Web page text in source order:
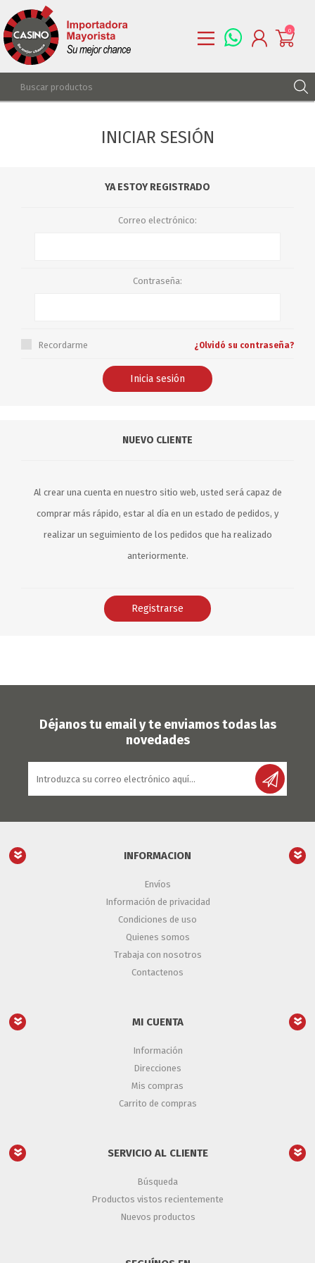
0
INICIAR SESIÓN
YA ESTOY REGISTRADO
Correo electrónico:
Contraseña:
Recordarme ¿Olvidó su contraseña?
NUEVO CLIENTE
Al crear una cuenta en nuestro sitio web, usted será capaz de
comprar más rápido, estar al día en un estado de pedidos, y
realizar un seguimiento de los pedidos que ha realizado
anteriormente.
Déjanos tu email y te enviamos todas las
novedades
INFORMACION
Envíos
Información de privacidad
Condiciones de uso
Quienes somos
Trabaja con nosotros
Contactenos
MI CUENTA
Información
Direcciones
Mis compras
Carrito de compras
SERVICIO AL CLIENTE
Búsqueda
Productos vistos recientemente
Nuevos productos